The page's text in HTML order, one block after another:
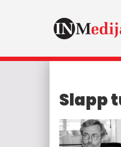
Slapp